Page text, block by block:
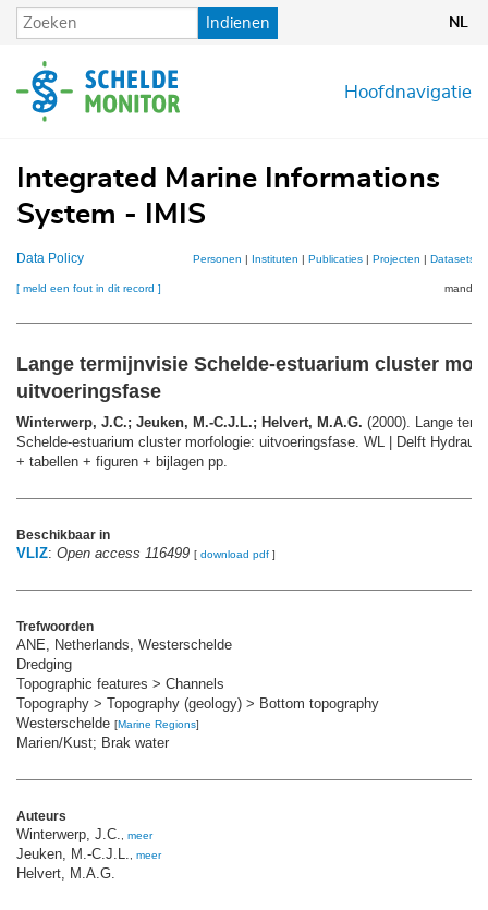
Overslaan
en
de
inhoud
Indienen NL
Hoofdnavigatie
Integrated Marine Informations
System - IMIS
Data Policy Personen | Instituten | Publicaties| Projecten | Datasets
[ meld een fout in dit record ] mandje
Lange termijnvisie Schelde-estuarium cluster
uitvoeringsfase
Winterwerp, J.C.; Jeuken, M.-C.J.L.; Helvert, M.A.G. (2000). Lange
Schelde-estuarium cluster morfologie: uitvoeringsfase. WL | Delft
+ tabellen + figuren + bijlagen pp.
Beschikbaar in
VLIZ: Open access 116499 [ download pdf ]
Trefwoorden
ANE, Netherlands, Westerschelde
Dredging
Topographic features > Channels
Topography > Topography (geology) > Bottom topography
Westerschelde [Marine Regions]
Marien/Kust; Brak water
Auteurs
Winterwerp, J.C. meer
Jeuken, M.-C.J.L. meer
Helvert, M.A.G.